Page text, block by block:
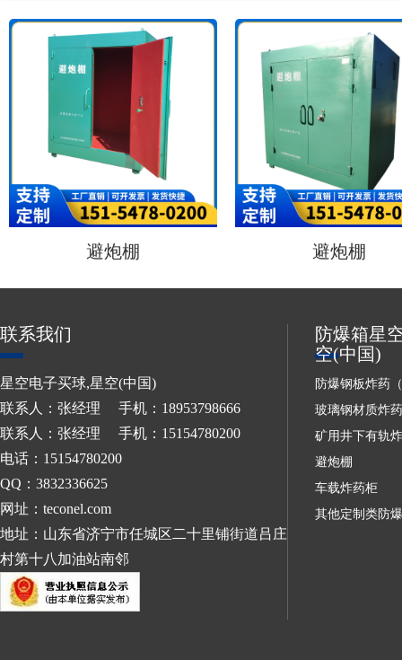
避炮棚 避炮棚
联系我们
星空电子买球,星空(中国)
联系人：张经理 手机：18953798666
联系人：张经理 手机：15154780200
电话：15154780200
QQ：3832336625
网址：teconel.com
地址：山东省济宁市任城区二十里铺街道吕庄
村第十八加油站南邻
防爆箱星
空(中国)
防爆钢板炸药
玻璃钢材质炸
矿用井下有轨
避炮棚
车载炸药柜
其他定制类防